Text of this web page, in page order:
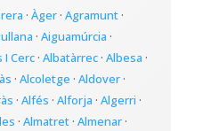
· Àger· Agramunt·
· Aiguamúrcia ·
I Cerc· Albatàrrec· Albesa ·
· Alcoletge · Aldover·
· Alfés · Alforja · Algerri ·
· Almatret· Almenar·